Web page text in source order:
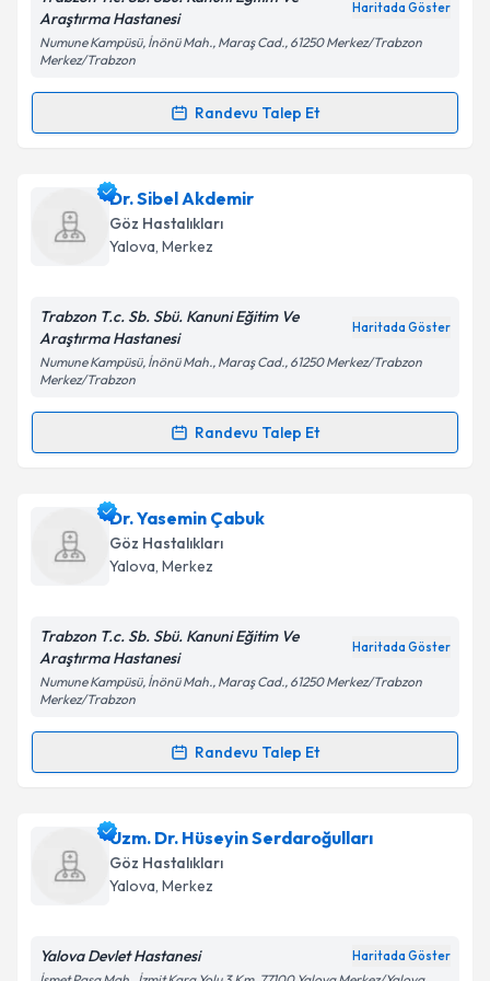
Metni'ni okudum ve kişisel verilerimin belirtilen
kapsamda işlenmesini kabul ediyorum.
Araştırma Hastanesi
Haritada Göster
Numune Kampüsü, İnönü Mah., Maraş Cad., 61250 Merkez/Trabzon
Merkez/Trabzon
Randevu Talep Et
Randevu Takvimi Talebi
Dr. Hasbi Ergüniçin randevu takvimi talebi oluşturun.
Size bu uzmandan randevu almanız için bir takvim
hazırlandığında e-posta ile bilgilendireceğiz.
Metni'ni okudum ve kişisel verilerimin belirtilen
kapsamda işlenmesini kabul ediyorum.
Dr. Sibel Akdemir
Göz Hastalıkları
Yalova, Merkez
Trabzon T.c. Sb. Sbü. Kanuni Eğitim Ve
Araştırma Hastanesi
Haritada Göster
Numune Kampüsü, İnönü Mah., Maraş Cad., 61250 Merkez/Trabzon
Merkez/Trabzon
Randevu Talep Et
Randevu Takvimi Talebi
Dr. Sibel Akdemir için randevu takvimi talebi
oluşturun. Size bu uzmandan randevu almanız için bir
takvim hazırlandığında e-posta ile bilgilendireceğiz.
Metni'ni okudum ve kişisel verilerimin belirtilen
kapsamda işlenmesini kabul ediyorum.
Dr. Yasemin Çabuk
Göz Hastalıkları
Yalova, Merkez
Trabzon T.c. Sb. Sbü. Kanuni Eğitim Ve
Araştırma Hastanesi
Haritada Göster
Numune Kampüsü, İnönü Mah., Maraş Cad., 61250 Merkez/Trabzon
Merkez/Trabzon
Randevu Talep Et
Randevu Takvimi Talebi
Dr. Yasemin Çabukiçin randevu takvimi talebi
oluşturun. Size bu uzmandan randevu almanız için bir
takvim hazırlandığında e-posta ile bilgilendireceğiz.
Uzm. Dr. Hüseyin Serdaroğulları
Göz Hastalıkları
Yalova, Merkez
Yalova Devlet Hastanesi Haritada Göster